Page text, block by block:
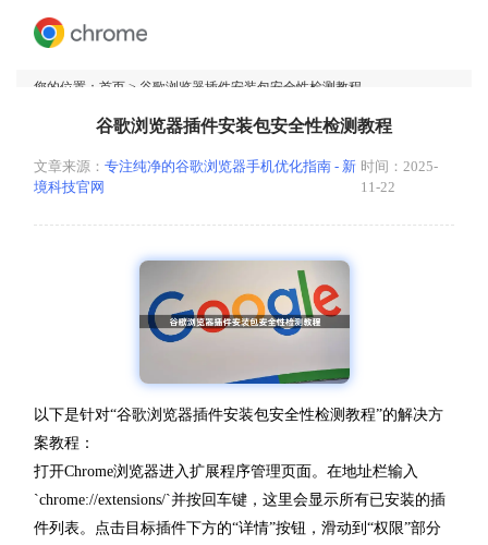
您的位置： 首页 > 谷歌浏览器插件安装包安全性检测教程
谷歌浏览器插件安装包安全性检测教程
文章来源： 专注纯净的谷歌浏览器手机优化指南 - 新
境科技官网
时间：2025-
11-22
以下是针对“谷歌浏览器插件安装包安全性检测教程”的解决方
案教程：
打开Chrome浏览器进入扩展程序管理页面。在地址栏输入
`chrome://extensions/`并按回车键，这里会显示所有已安装的插
件列表。点击目标插件下方的“详情”按钮，滑动到“权限”部分